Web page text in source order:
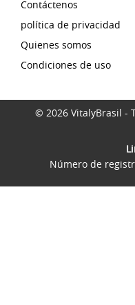
Contáctenos
política de privacidad
Quienes somos
Condiciones de uso
© 2026 VitalyBrasil -
Número de